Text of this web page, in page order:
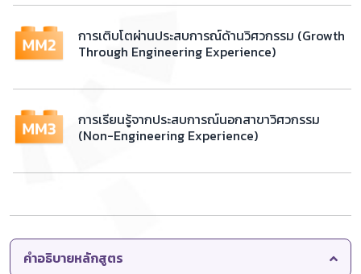
คำอธิบายหลักสูตร
การเติบโตผ่านประสบการณ์ด้านวิศวกรรม (Growth
Through Engineering Experience)
การเรียนรู้จากประสบการณ์นอกสาขาวิศวกรรม
(Non-Engineering Experience)